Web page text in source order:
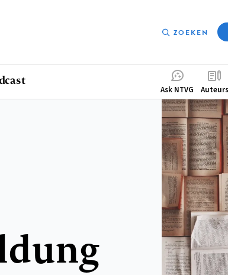
ZOEKEN
menu
Ask NTVG Auteurs